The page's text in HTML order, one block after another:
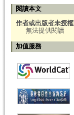
閱讀本文
作者或出版者未授權
無法提供閱讀
加值服務